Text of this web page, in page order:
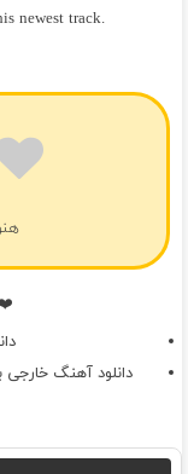
newest track.
دانلود آهنگ